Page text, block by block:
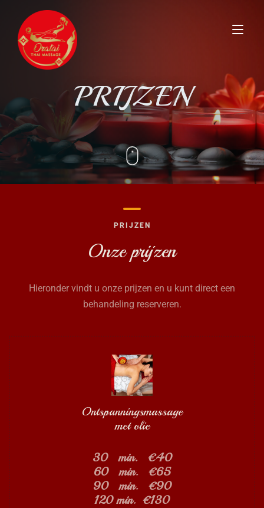
Behandelingen
Prijzen
Over ons
PRIJZEN
PRIJZEN
Onze prijzen
Hieronder vindt u onze prijzen en u kunt direct een
behandeling reserveren.
Ontspanningsmassage
met olie
30 min. €40
60 min. €65
90 min. €90
120 min. €130